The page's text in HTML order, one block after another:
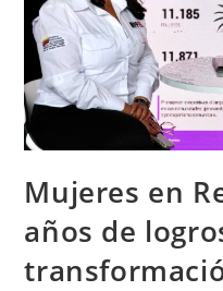
Mujeres en
años de